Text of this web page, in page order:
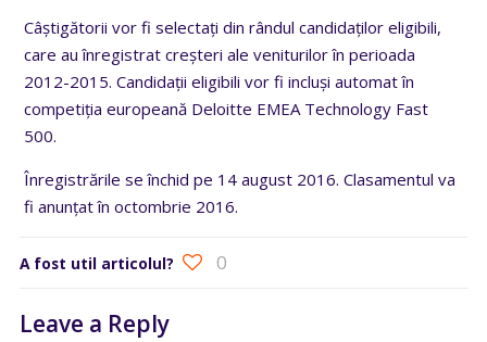
Câștigătorii vor fi selectați din rândul candidaților eligibili,
care au înregistrat creșteri ale veniturilor în perioada
2012-2015. Candidații eligibili vor fi incluși automat în
competiția europeană Deloitte EMEA Technology Fast
500.
Înregistrările se închid pe 14 august 2016. Clasamentul va
fi anunțat în octombrie 2016.
A fost util articolul? 0
Leave a Reply